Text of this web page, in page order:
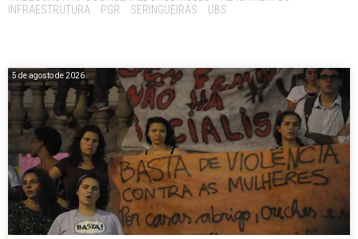
INFRAESTRUTURA
PGR SERINGUEIRAS UBS
5 de agosto de 2026